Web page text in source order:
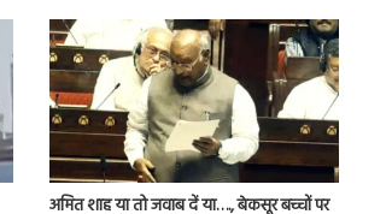
अमित शाह या तो जवाब दें या…., बेकसूर बच्चों पर